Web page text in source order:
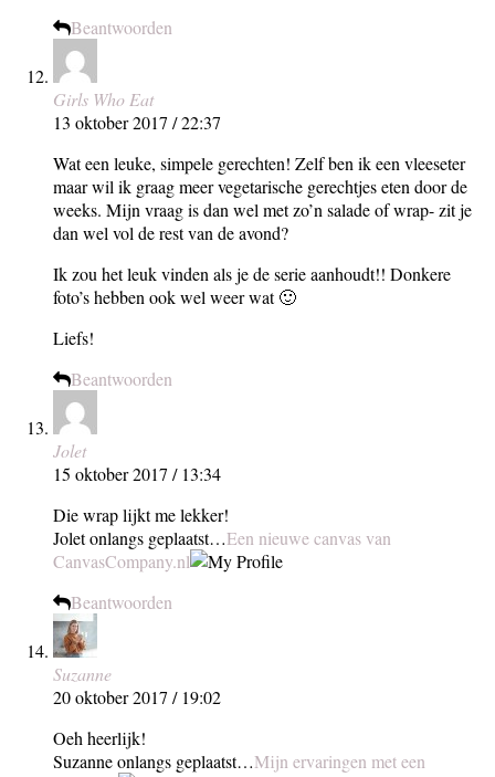
Beantwoorden
Girls Who Eat
13 oktober 2017 / 22:37
Wat een leuke, simpele gerechten! Zelf ben ik een vleeseter
maar wil ik graag meer vegetarische gerechtjes eten door de
weeks. Mijn vraag is dan wel met zo’n salade of wrap- zit je
dan wel vol de rest van de avond?
Ik zou het leuk vinden als je de serie aanhoudt!! Donkere
foto’s hebben ook wel weer wat 🙂
Liefs!
Beantwoorden
Jolet
15 oktober 2017 / 13:34
Die wrap lijkt me lekker!
Jolet onlangs geplaatst…Een nieuwe canvas van
CanvasCompany.nl
Beantwoorden
Suzanne
20 oktober 2017 / 19:02
Oeh heerlijk!
Suzanne onlangs geplaatst…Mijn ervaringen met een